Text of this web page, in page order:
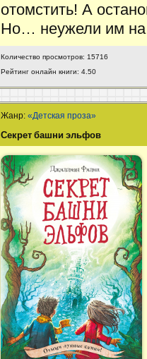
отомстить! А
Но… неужели им на
Количество просмотров: 15716
Рейтинг онлайн книги: 4.50
Жанр:«Детская проза»
Секрет башни эльфов